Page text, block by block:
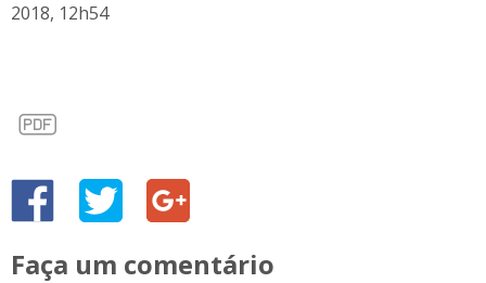
2018, 12h54
Faça um comentário